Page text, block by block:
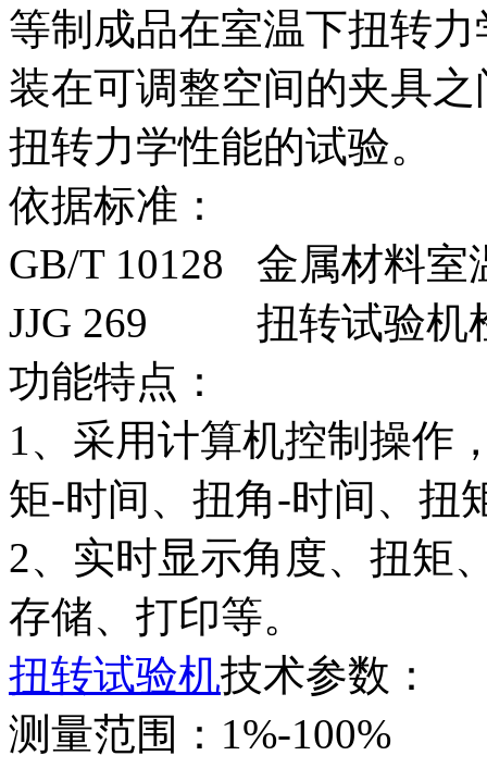
等制成品在室温下扭转
装在可调整空间的夹具
扭转力学性能的试验。
依据标准：
GB/T 10128 金属材料室
JJG 269 扭转试验机
功能特点：
1、采用计算机控制操作
矩-时间、扭角-时间、扭
2、实时显示角度、扭矩
存储、打印等。
扭转试验机技术参数：
测量范围：1%-100%